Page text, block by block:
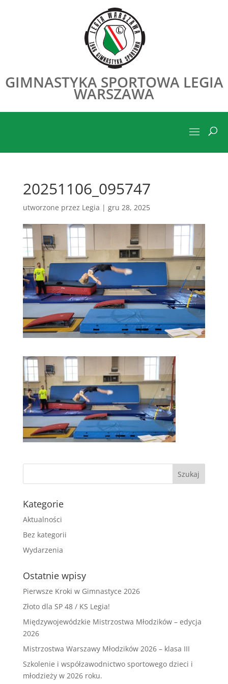
GIMNASTYKA SPORTOWA LEGIA
WARSZAWA
20251106_095747
utworzone przez Legia | gru 28, 2025
Kategorie
Aktualności
Bez kategorii
Wydarzenia
Ostatnie wpisy
Pierwsze Kroki w Gimnastyce 2026
Złoto dla SP 48 / KS Legia!
Międzywojewódzkie Mistrzostwa Młodzików – edycja
2026
Mistrzostwa Warszawy Młodzików 2026 – klasa III
Szkolenie i współzawodnictwo sportowego dzieci i
młodzieży w 2026 roku.